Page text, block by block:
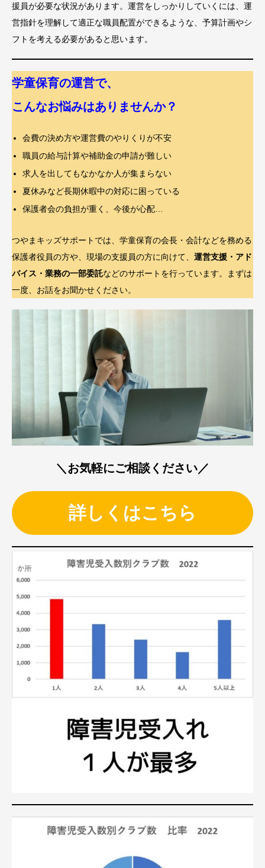
援員が必要な状況があります。運営をしっかりしていくには、運
営指針を理解して適正な職員配置ができるような、予算計画やシ
フトを考える必要があると思います。
学童保育の運営で、
こんなお悩みはありませんか？
会費の決め方や運営費のやりくりが不安
職員の給与計算や補助金の申請が難しい
求人を出してもなかなか人が集まらない
夏休みなど長期休暇中の対応に困っている
保護者会の負担が重く、今後が心配…
つやまキッズサポートでは、学童保育の会長・会計などを務める
保護者役員の方や、現場の支援員の方に向けて、 運営支援・アド
バイス・業務の一部委託などのサポートを行っています。まずは
一度、お話をお聞かせください。
＼お気軽にご相談ください／
詳しくはこちら